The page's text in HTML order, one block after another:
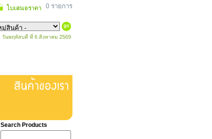
0 รายการ
วันพฤหัสบดี ที่ 6 สิงหาคม 2569
Search Products